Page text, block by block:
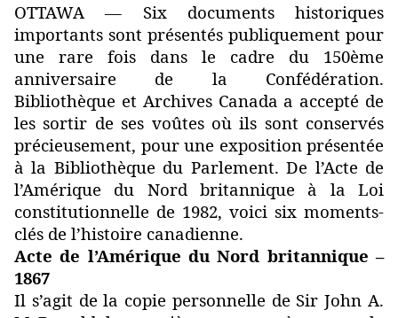
OTTAWA — Six documents historiques
importants sont présentés publiquement pour
une rare fois dans le cadre du 150ème
anniversaire de la Confédération.
Bibliothèque et Archives Canada a accepté de
les sortir de ses voûtes où ils sont conservés
précieusement, pour une exposition présentée
à la Bibliothèque du Parlement. De l’Acte de
l’Amérique du Nord britannique à la Loi
constitutionnelle de 1982, voici six moments-
clés de l’histoire canadienne.
Acte de l’Amérique du Nord britannique –
1867
Il s’agit de la copie personnelle de Sir John A.